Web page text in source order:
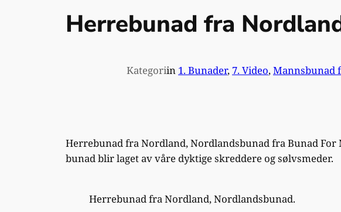
Herrebunad fra
Kategoriin 1. Bunader, 7. Video, Mannsbunad
Herrebunad fra Nordland, Nordlandsbunad fra Bunad
bunad blir laget av våre dyktige skreddere og sølvsmeder.
Herrebunad fra Nordland, Nordlandsbunad.